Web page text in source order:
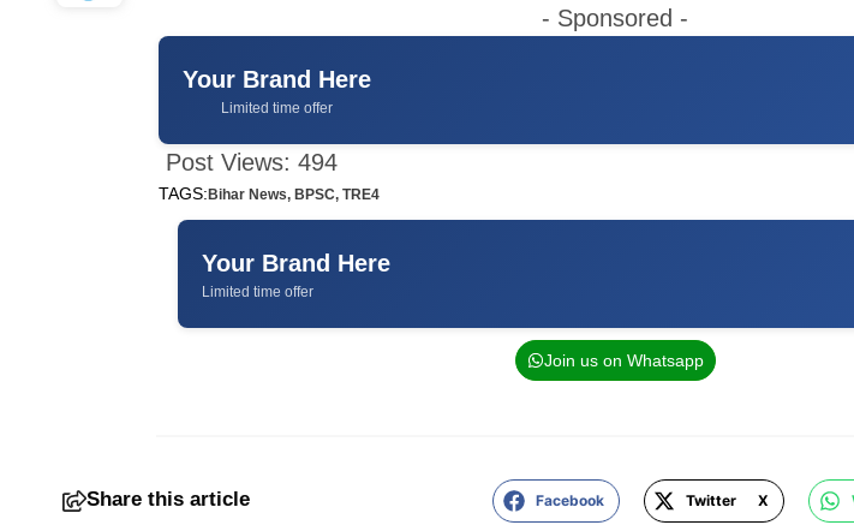
- Sponsored -
Your Brand Here
Limited time offer
Post Views: 494
TAGS:Bihar News, BPSC, TRE4
Your Brand Here
Limited time offer
Join us on Whatsapp
Share this article Facebook Twitter X